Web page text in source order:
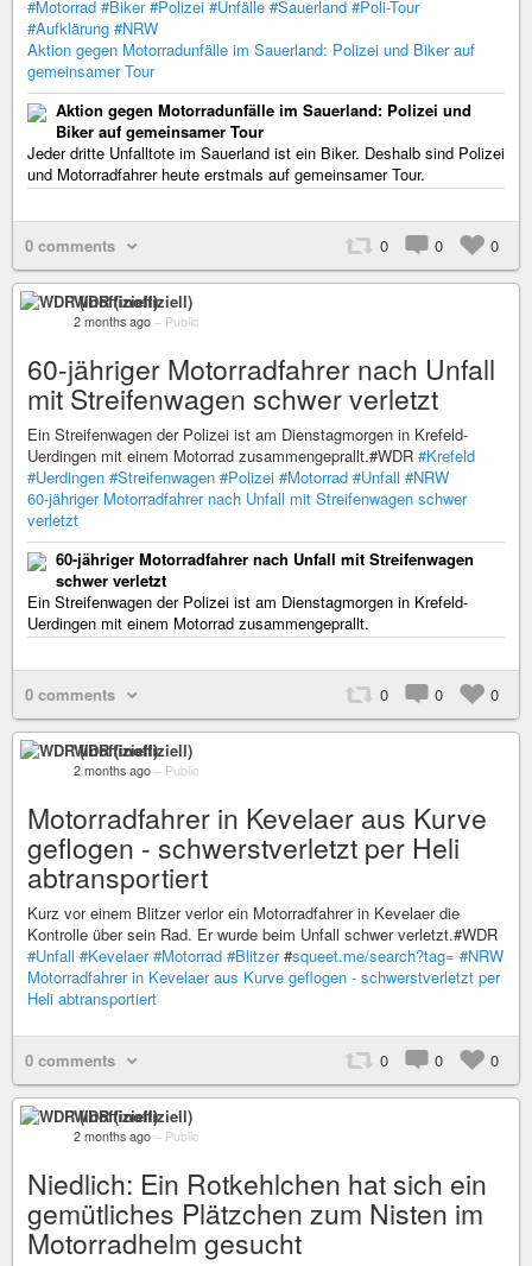
#Motorrad #Biker #Polizei #Unfälle #Sauerland #Poli-Tour
#Aufklärung #NRW
Aktion gegen Motorradunfälle im Sauerland: Polizei und Biker auf
gemeinsamer Tour
Aktion gegen Motorradunfälle im Sauerland: Polizei und
Biker auf gemeinsamer Tour
Jeder dritte Unfalltote im Sauerland ist ein Biker. Deshalb sind Polizei
und Motorradfahrer heute erstmals auf gemeinsamer Tour.
0 comments 0 0 0
WDR (inoffiziell)
2 months ago – Public
60-jähriger Motorradfahrer nach Unfall
mit Streifenwagen schwer verletzt
Ein Streifenwagen der Polizei ist am Dienstagmorgen in Krefeld-
Uerdingen mit einem Motorrad zusammengeprallt.#WDR #Krefeld
#Uerdingen #Streifenwagen #Polizei #Motorrad #Unfall #NRW
60-jähriger Motorradfahrer nach Unfall mit Streifenwagen schwer
verletzt
60-jähriger Motorradfahrer nach Unfall mit Streifenwagen
schwer verletzt
Ein Streifenwagen der Polizei ist am Dienstagmorgen in Krefeld-
Uerdingen mit einem Motorrad zusammengeprallt.
0 comments 0 0 0
WDR (inoffiziell)
2 months ago – Public
Motorradfahrer in Kevelaer aus Kurve
geflogen - schwerstverletzt per Heli
abtransportiert
Kurz vor einem Blitzer verlor ein Motorradfahrer in Kevelaer die
Kontrolle über sein Rad. Er wurde beim Unfall schwer verletzt.#WDR
#Unfall #Kevelaer #Motorrad #Blitzer#squeet.me/search?tag= #NRW
Motorradfahrer in Kevelaer aus Kurve geflogen - schwerstverletzt per
Heli abtransportiert
0 comments 0 0 0
WDR (inoffiziell)
2 months ago – Public
Niedlich: Ein Rotkehlchen hat sich ein
gemütliches Plätzchen zum Nisten im
Motorradhelm gesucht